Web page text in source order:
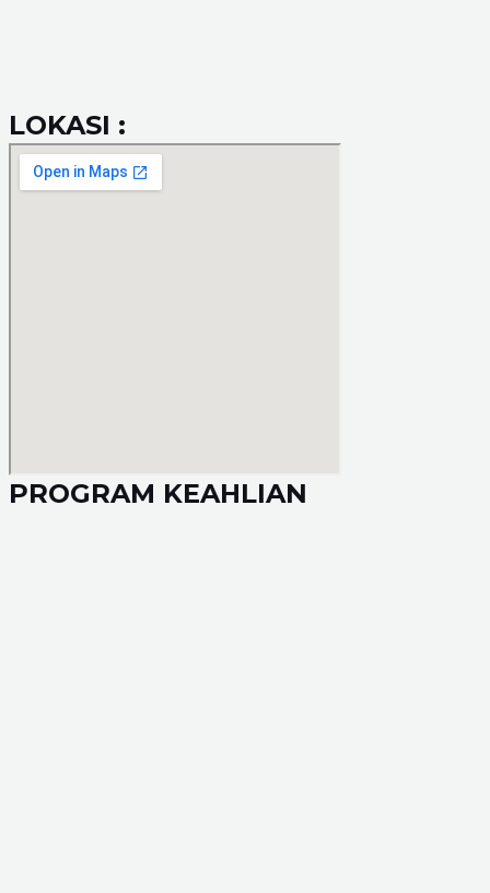
LOKASI :
PROGRAM KEAHLIAN